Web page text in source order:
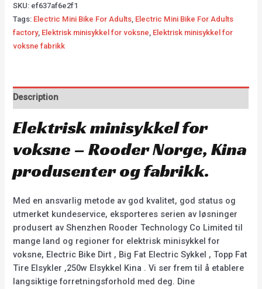
SKU: ef637af6e2f1
Tags: Electric Mini Bike For Adults Electric Mini Bike For Adults
factory, Elektrisk minisykkel for voksne Elektrisk minisykkel for
voksne fabrikk
Description
Elektrisk minisykkel for
voksne – Rooder Norge, Kina
produsenter og fabrikk.
Med en ansvarlig metode av god kvalitet, god status og
utmerket kundeservice, eksporteres serien av løsninger
produsert av Shenzhen Rooder Technology Co Limited til
mange land og regioner for elektrisk minisykkel for
voksne, Electric Bike Dirt , Big Fat Electric Sykkel , Topp Fat
Tire Elsykler ,250w Elsykkel Kina . Vi ser frem til å etablere
langsiktige forretningsforhold med deg. Dine